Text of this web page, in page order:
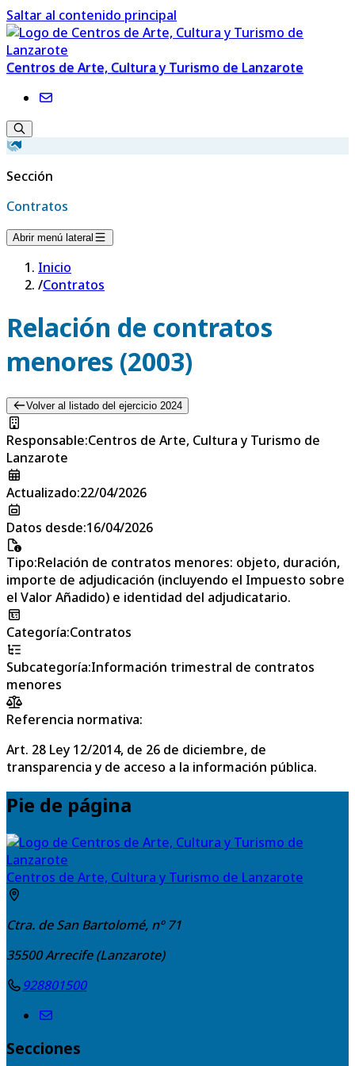
Saltar al contenido principal
Centros de Arte, Cultura y Turismo de Lanzarote
Sección
Contratos
Abrir menú lateral
Inicio
/Contratos
Relación de contratos
menores (2003)
Volver al listado del ejercicio 2024
Responsable:Centros de Arte, Cultura y Turismo de
Lanzarote
Actualizado:22/04/2026
Datos desde:16/04/2026
Tipo:Relación de contratos menores: objeto, duración,
importe de adjudicación (incluyendo el Impuesto sobre
el Valor Añadido) e identidad del adjudicatario.
Categoría:Contratos
Subcategoría:Información trimestral de contratos
menores
Referencia normativa:
Art. 28 Ley 12/2014, de 26 de diciembre, de
transparencia y de acceso a la información pública.
Pie de página
Centros de Arte, Cultura y Turismo de Lanzarote
Ctra. de San Bartolomé, nº 71
35500Arrecife (Lanzarote)
928801500
Secciones